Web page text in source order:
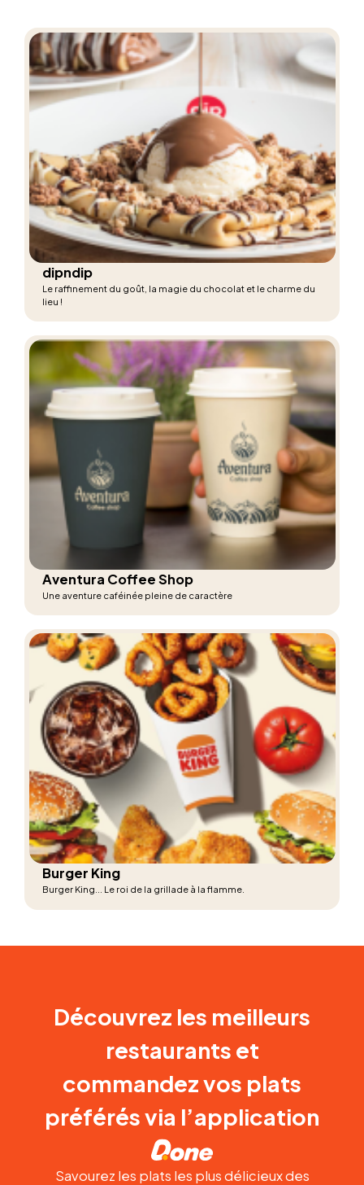
dipndip
Le raffinement du goût, la magie du chocolat et le charme du
lieu !
Aventura Coffee Shop
Une aventure caféinée pleine de caractère
Burger King
Burger King... Le roi de la grillade à la flamme.
Découvrez les meilleurs
restaurants et
commandez vos plats
préférés via l’application
Savourez les plats les plus délicieux des